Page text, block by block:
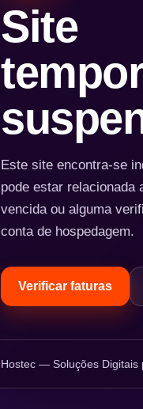
Site
Este site encontra-se
pode estar relacionada
vencida ou alguma
conta de hospedagem.
Verificar faturas
Hostec — Soluções Digitais